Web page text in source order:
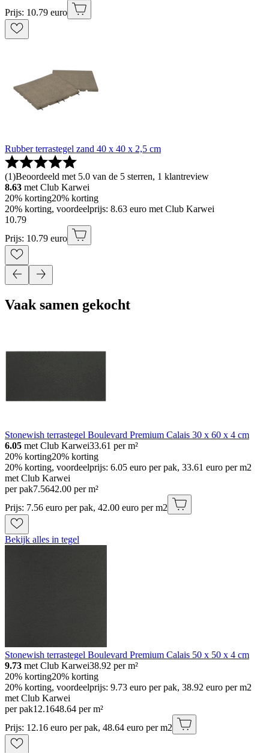
Prijs: 10.79 euro
Rubber terrastegel zand 40 x 40 x 2,5 cm
(1)Beoordeeld met 5.0 van de 5 sterren, 1 klantreview
8.63 met Club Karwei
20% korting20% korting
20% korting, voordeelprijs: 8.63 euro met Club Karwei
10.79
Prijs: 10.79 euro
Vaak samen gekocht
Stonewish terrastegel Boulevard Premium Calais 30 x 60 x 4 cm
6.05 met Club Karwei33.61 per m²
20% korting20% korting
20% korting, voordeelprijs: 6.05 euro per pak, 33.61 euro per m2
met Club Karwei
per pak7.5642.00 per m²
Prijs: 7.56 euro per pak, 42.00 euro per m2
Bekijk alles in tegel
Stonewish terrastegel Boulevard Premium Calais 50 x 50 x 4 cm
9.73 met Club Karwei38.92 per m²
20% korting20% korting
20% korting, voordeelprijs: 9.73 euro per pak, 38.92 euro per m2
met Club Karwei
per pak12.1648.64 per m²
Prijs: 12.16 euro per pak, 48.64 euro per m2